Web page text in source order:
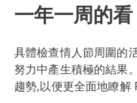
一年一周的
具體檢查情人節周圍的
努力中產生積極的結果
趨勢,以便更全面地瞭解